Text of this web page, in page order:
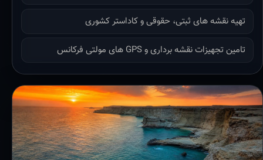
تهیه نقشه های ثبتی، حقوقی و کاداستر کشوری
تامین تجهیزات نقشه برداری و GPS های مولتی فرکانس